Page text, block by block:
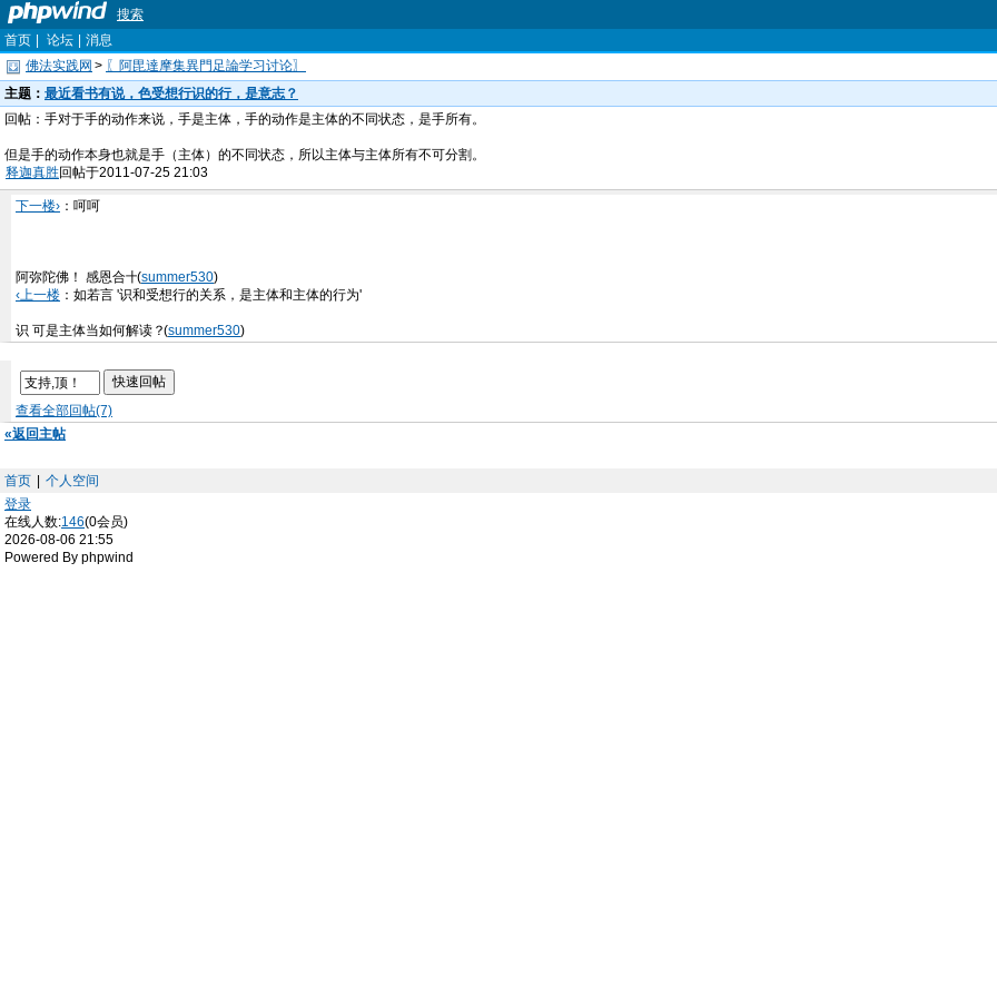
搜索
首页
论坛
消息
佛法实践网 > 〖阿毘達摩集異門足論学习讨论〗
主题： 最近看书有说，色受想行识的行，是意志？
回帖：手对于手的动作来说，手是主体，手的动作是主体的不同状态，是手所有。
但是手的动作本身也就是手（主体）的不同状态，所以主体与主体所有不可分割。
释迦真胜回帖于2011-07-25 21:03
下一楼› ：呵呵
阿弥陀佛！ 感恩合十(summer530)
‹上一楼 ：如若言 '识和受想行的关系，是主体和主体的行为'
识 可是主体当如何解读？(summer530)
查看全部回帖(7)
«返回主帖
首页
个人空间
登录
在线人数:146(0会员)
2026-08-06 21:55
Powered By phpwind